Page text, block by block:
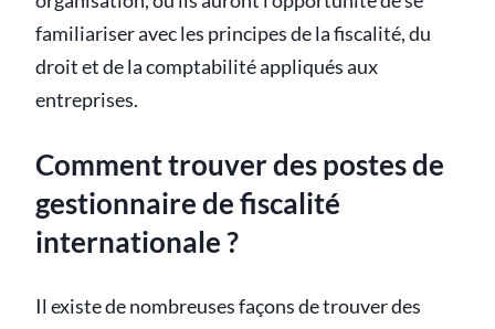
familiariser avec les principes de la fiscalité, du
droit et de la comptabilité appliqués aux
entreprises.
Comment trouver des postes de
gestionnaire de fiscalité
internationale ?
Il existe de nombreuses façons de trouver des